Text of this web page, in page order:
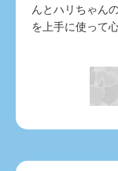
んとハリちゃん
を上手に使って